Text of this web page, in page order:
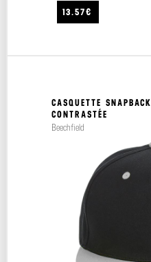
13.57€
CASQUETTE SNAPBACK
CONTRASTÉE
Beechfield